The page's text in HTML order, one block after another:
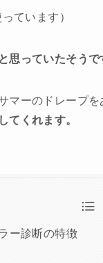
ています）
思っていたそうで
マーのドレープ
てくれます。
ー診断の特徴